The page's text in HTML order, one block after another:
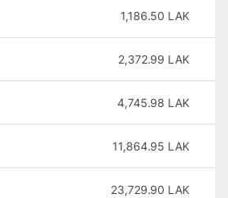
1,186.50 LAK
2,372.99 LAK
4,745.98 LAK
11,864.95 LAK
23,729.90 LAK